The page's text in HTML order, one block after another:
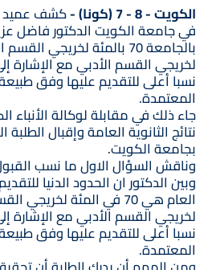
الكويت - 8 - 7 (كونا) - كشف عميد
في جامعة الكويت الدكتور فاضل
لخريجي القسم الأدبي مع الإشارة
نسبا أعلى للتقديم عليها وفق
المعتمدة.
جاء ذلك في مقابلة لوكالة الأنباء
نتائج الثانوية العامة وإقبال الطلبة
بجامعة الكويت.
وناقش السؤال الاول ما نسب
وبين الدكتور ان الحدود الدنيا
لخريجي القسم الأدبي مع الإشارة
نسبا أعلى للتقديم عليها وفق
المعتمدة.